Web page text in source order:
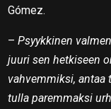
Gómez.
–Psyykkinen
juuri sen hetkiseen
vahvemmiksi, antaa
tulla paremmaksi